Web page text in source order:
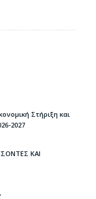
Στήριξη και
2027
ΚΑΙ